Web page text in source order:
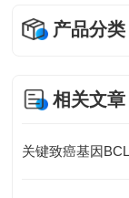
产品分类
相关文章